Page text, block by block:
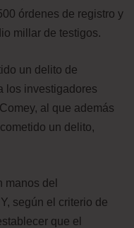
órdenes de registro y
millar de testigos.
un delito de
los investigadores
al que además
un delito,
manos del
según el criterio de
que el